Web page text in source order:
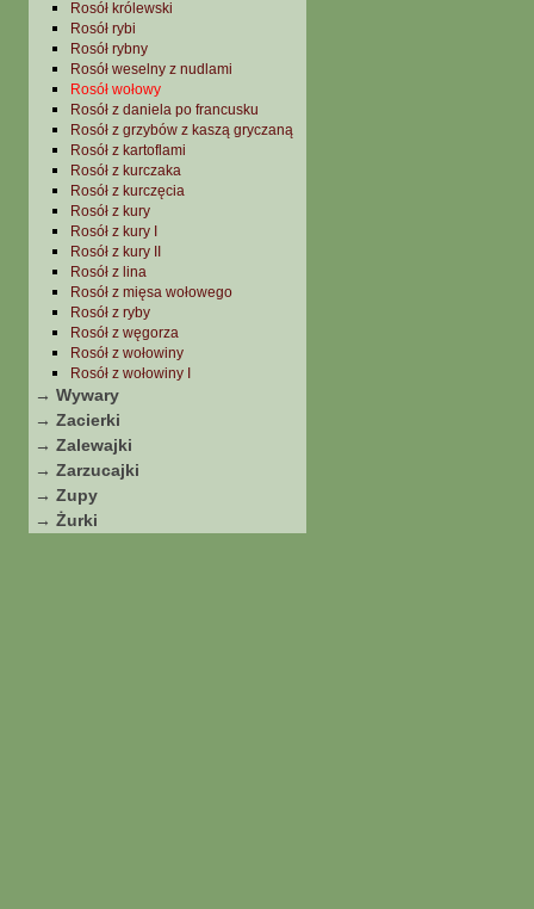
Rosół królewski
Rosół rybi
Rosół rybny
Rosół weselny z nudlami
Rosół wołowy
Rosół z daniela po francusku
Rosół z grzybów z kaszą gryczaną
Rosół z kartoflami
Rosół z kurczaka
Rosół z kurczęcia
Rosół z kury
Rosół z kury I
Rosół z kury II
Rosół z lina
Rosół z mięsa wołowego
Rosół z ryby
Rosół z węgorza
Rosół z wołowiny
Rosół z wołowiny I
→ Wywary
→ Zacierki
→ Zalewajki
→ Zarzucajki
→ Zupy
→ Żurki